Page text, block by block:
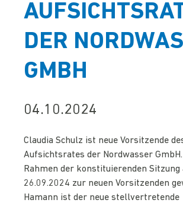
DER
GMBH
04.10.2024
Claudia Schulz ist neue Vorsitzende
Aufsichtsrates der Nordwasser
Rahmen der konstituierenden Sitzung
26.09.2024 zur neuen Vorsitzenden
Hamann ist der neue stellvertretende